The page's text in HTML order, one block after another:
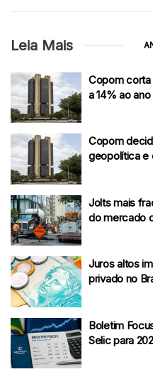
Leia Mais
Copom corta
a 14% ao ano
Copom
geopolítica e
Jolts mais
do mercado
Juros altos
privado no
Boletim
Selic para